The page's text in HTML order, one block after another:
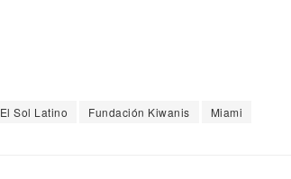
El Sol Latino Fundación Kiwanis Miami